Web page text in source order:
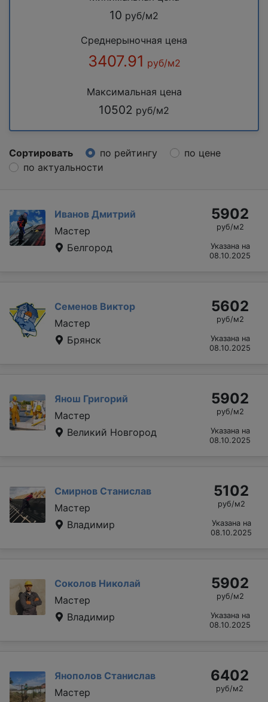
10 руб/м2
Среднерыночная цена
3407.91 руб/м2
Максимальная цена
10502 руб/м2
Сортировать по рейтингу
по цене
по актуальности
Иванов Дмитрий
Мастер
Белгород
5902
руб/м2
Указана на
08.10.2025
Семенов Виктор
Мастер
Брянск
5602
руб/м2
Указана на
08.10.2025
Янош Григорий
Мастер
Великий Новгород
5902
руб/м2
Указана на
08.10.2025
Смирнов Станислав
Мастер
Владимир
5102
руб/м2
Указана на
08.10.2025
Соколов Николай
Мастер
Владимир
5902
руб/м2
Указана на
08.10.2025
Янополов Станислав
Мастер
6402
руб/м2